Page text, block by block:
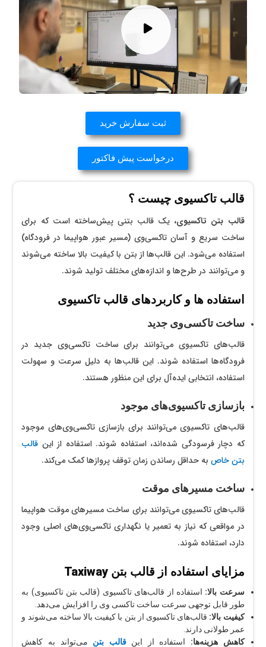
ثبت سفارش خرید
درخواست پیش فاکتور
قالب تاکسیوی چیست ؟
قالب بتن تاکسیوی، یک قالب بتنی پیش‌ساخته است که برای
ساخت سریع و آسان تاکسی‌وی (مسیر عبور هواپیما در فرودگاه)
استفاده می‌شود. این قالب‌ها از بتن با کیفیت بالا ساخته می‌شوند
و می‌توانند در طرح‌ها و اندازه‌های مختلف تولید شوند.
استفاده ها و کاربردهای قالب تاکسیوی
ساخت تاکسی‌وی جدید
قالب‌های تاکسیوی می‌توانند برای ساخت تاکسی‌وی جدید در
فرودگاه‌ها استفاده شوند. این قالب‌ها به دلیل سرعت و سهولت
استفاده، انتخابی ایده‌آل برای این منظور هستند.
بازسازی تاکسیوی‌های موجود
قالب‌های تاکسیوی می‌توانند برای بازسازی تاکسی‌وی‌های موجود
که دچار فرسودگی شده‌اند، استفاده شوند. استفاده از این قالب‌
بتن خاص به حداقل رساندن زمان توقف پروازها کمک می‌کند.
ساخت مسیرهای موقت
قالب‌های تاکسیوی می‌توانند برای ساخت مسیرهای موقت هواپیما
در مواقعی که نیاز به تعمیر یا نگهداری تاکسی‌وی‌های اصلی وجود
دارد، استفاده شوند.
مزایای استفاده از قالب بتن Taxiway
سرعت بالا: استفاده از قالب‌های تاکسیوی (قالب بتن تاکسیوی) به
طور قابل توجهی سرعت ساخت تاکسی وی را افزایش می‌دهد.
کیفیت بالا: قالب‌های تاکسیوی از بتن با کیفیت بالا ساخته می‌شوند و
عمر طولانی دارند.
کاهش هزینه‌ها: استفاده از اینقالب‌ بتن می‌تواند به کاهش